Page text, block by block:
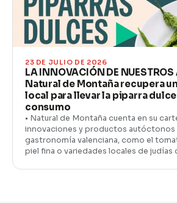
23 DE JULIO DE 2026
LA INNOVACIÓN DE
Natural de Montaña recupera
local para llevar la piparra
consumo
• Natural de Montaña cuenta en su
innovaciones y productos autóctonos
gastronomía valenciana, como el
piel fina o variedades locales de judías